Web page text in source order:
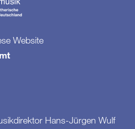
Website
Hans-Jürgen Wulf